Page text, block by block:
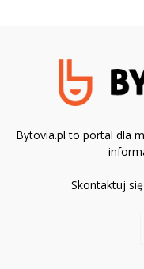
Bytovia.pl to portal dla
Skontaktuj